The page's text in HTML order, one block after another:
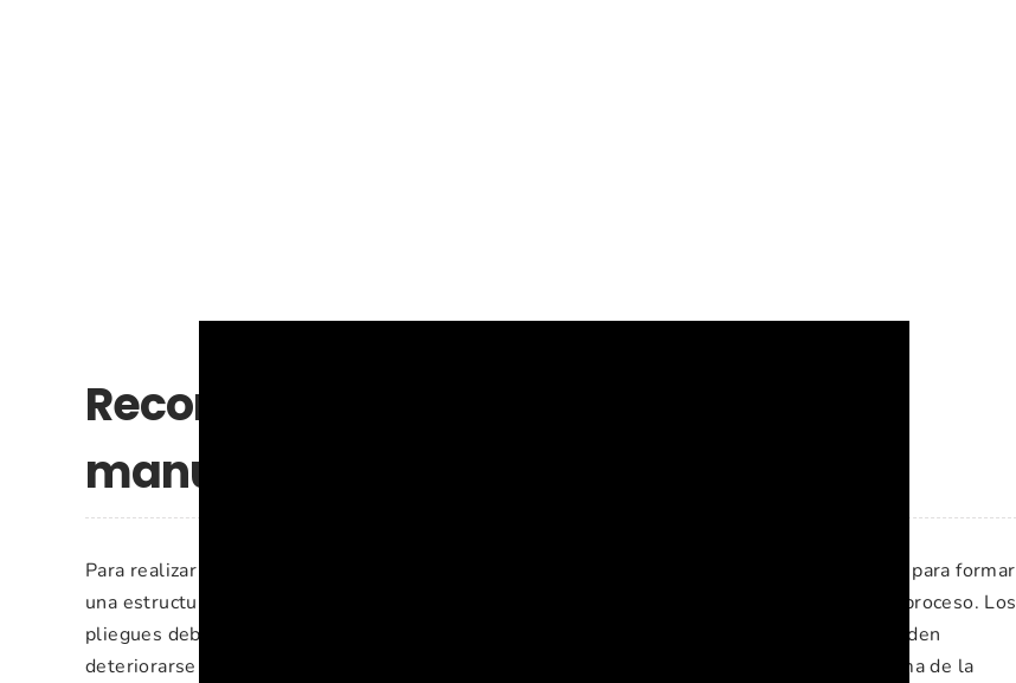
Recomendaciones e ideas para esta
manualidad
Para realizar esta corona con billetes se utilizan ocho billetes doblados de manera uniforme para formar
una estructura circular equilibrada. Es muy importante trabajar con cuidado durante todo el proceso. Los
pliegues deben hacerse con suavidad, sin marcar en exceso el papel, ya que los billetes pueden
deteriorarse fácilmente. El celo se utiliza únicamente para unir las piezas y mantener la forma de la